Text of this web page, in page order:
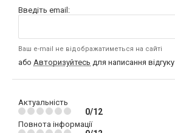
Введіть email:
Ваш e-mail не відображатиметься на сайті
або Авторизуйтесь для написання відгуку
Актуальність
0/12
Повнота інформації